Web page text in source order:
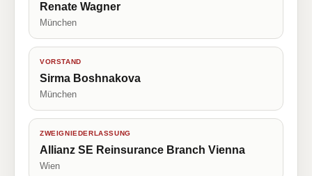
Renate Wagner
München
VORSTAND
Sirma Boshnakova
München
ZWEIGNIEDERLASSUNG
Allianz SE Reinsurance Branch Vienna
Wien